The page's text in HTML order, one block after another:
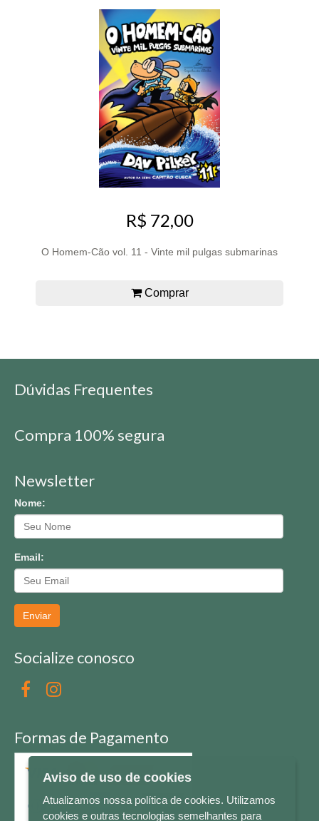
R$ 72,00
O Homem-Cão vol. 11 - Vinte mil pulgas submarinas
Comprar
Dúvidas Frequentes
Compra 100% segura
Newsletter
Nome:
Email:
Enviar
Socialize conosco
Formas de Pagamento
Aviso de uso de cookies
Atualizamos nossa política de cookies. Utilizamos
cookies e outras tecnologias semelhantes para